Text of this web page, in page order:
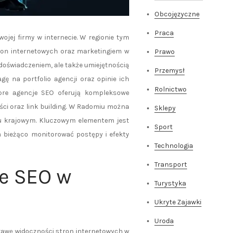
firmy w internecie. W regionie tym
internetowych oraz marketingiem w
ale także umiejętnością
na portfolio agencji oraz opinie ich
agencje SEO oferują kompleksowe
oraz link building. W Radomiu można
krajowym. Kluczowym elementem jest
monitorować postępy i efekty
SEO w
widoczności stron internetowych w
Obcojęzyczne
Praca
Prawo
Przemysł
Rolnictwo
Sklepy
Sport
Technologia
Transport
Turystyka
Ukryte Zajawki
Uroda